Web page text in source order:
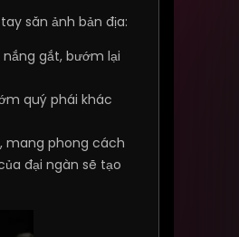
săn ảnh bản địa:
gắt, bướm lại
quý phái khác
mang phong cách
đại ngàn sẽ tạo